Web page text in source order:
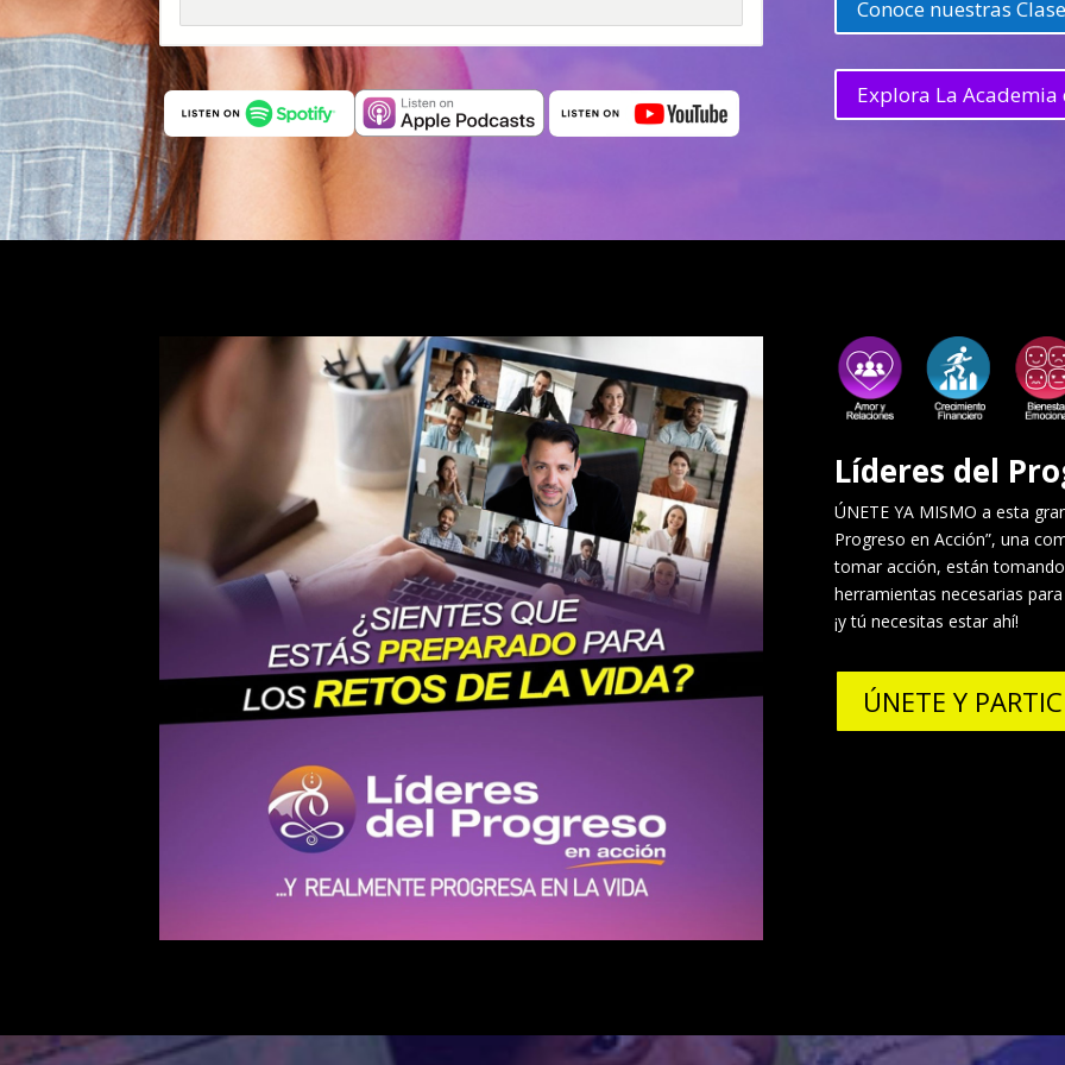
Conoce nuestras
Explora La Academia
Líderes del
ÚNETE YA MISMO a esta
Progreso en Acción”, una
tomar acción, están
herramientas necesarias
¡y tú necesitas estar ahí!
ÚNETE Y